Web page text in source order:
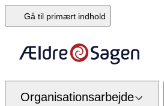
Gå til primært indhold
Organisationsarbejde